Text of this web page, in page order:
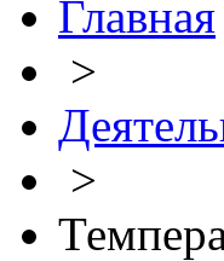
Главная
>
>